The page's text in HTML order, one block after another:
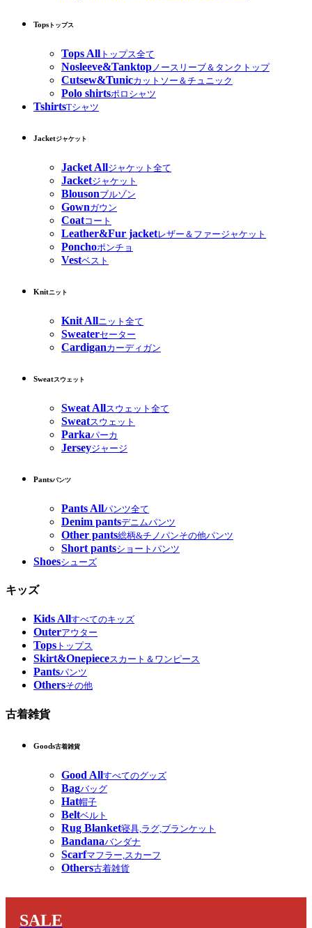
Tops トップス
Tops All トップス全て
Nosleeve&Tanktop ノースリーブ＆タンクトップ
Cutsew&Tunicカットソー＆チュニック
Polo shirtsポロシャツ
TshirtsTシャツ
Jacketジャケット
Jacket Allジャケット全て
Jacketジャケット
Blousonブルゾン
Gownガウン
Coatコート
Leather&Fur jacketレザー＆ファージャケット
Ponchoポンチョ
Vestベスト
Knitニット
Knit Allニット全て
Sweaterセーター
Cardiganカーディガン
Sweatスウェット
Sweat Allスウェット全て
Sweatスウェット
Parkaパーカ
Jerseyジャージ
Pantsパンツ
Pants Allパンツ全て
Denim pantsデニムパンツ
Other pants総柄&チノパンその他パンツ
Short pantsショートパンツ
Shoesシューズ
キッズ
Kids Allすべてのキッズ
Outerアウター
Tops トップス
Skirt&Onepieceスカート＆ワンピース
Pantsパンツ
Othersその他
古着雑貨
Goods古着雑貨
Good Allすべてのグッズ
Bagバッグ
Hat帽子
Beltベルト
Rug Blanket寝具,ラグ,ブランケット
Bandanaバンダナ
Scarfマフラー,スカーフ
Others古着雑貨
SALE